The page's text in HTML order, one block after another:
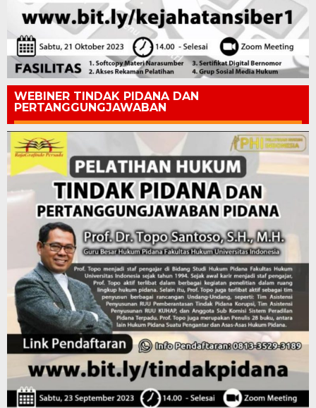
WEBINER TINDAK PIDANA DAN
PERTANGGUNGJAWABAN